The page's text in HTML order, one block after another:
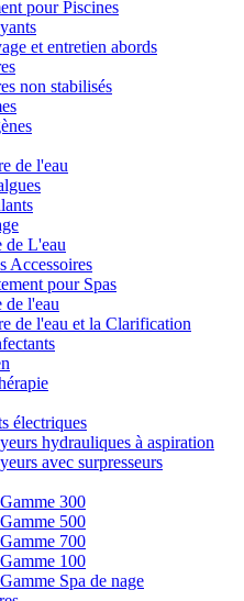
pour Piscines
et entretien abords
non stabilisés
de l'eau
de L'eau
Accessoires
pour Spas
de l'eau
de l'eau et la Clarification
électriques
hydrauliques à aspiration
avec surpresseurs
300
500
700
100
Spa de nage